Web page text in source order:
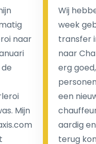
Een van de meest
luchthaventaxi's is
tegenstelling tot
brengen wij u geen
nachtrit.
We hebben geen
wachttijd als uw
Kijk op onze website
transferkosten. Ons
naar
Mijn
Wij
week
transfer
naar
erg
een
aardig
terug